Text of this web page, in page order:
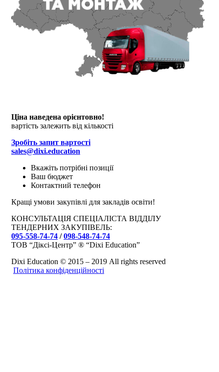
Ціна наведена орієнтовно!
вартість залежить від кількості
Зробіть запит вартості
sales@dixi.education
Вкажіть потрібні позиції
Ваш бюджет
Контактний телефон
Кращі умови закупівлі для закладів освіти!
КОНСУЛЬТАЦІЯ СПЕЦІАЛІСТА ВІДДІЛУ
ТЕНДЕРНИХ ЗАКУПІВЕЛЬ:
095-558-74-74 /098-548-74-74
ТОВ “Діксі-Центр” ® “Dixi Education”
Dixi Education © 2015 – 2019 All rights reserved
Політика конфіденційності